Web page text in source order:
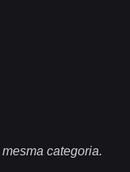
categoria.